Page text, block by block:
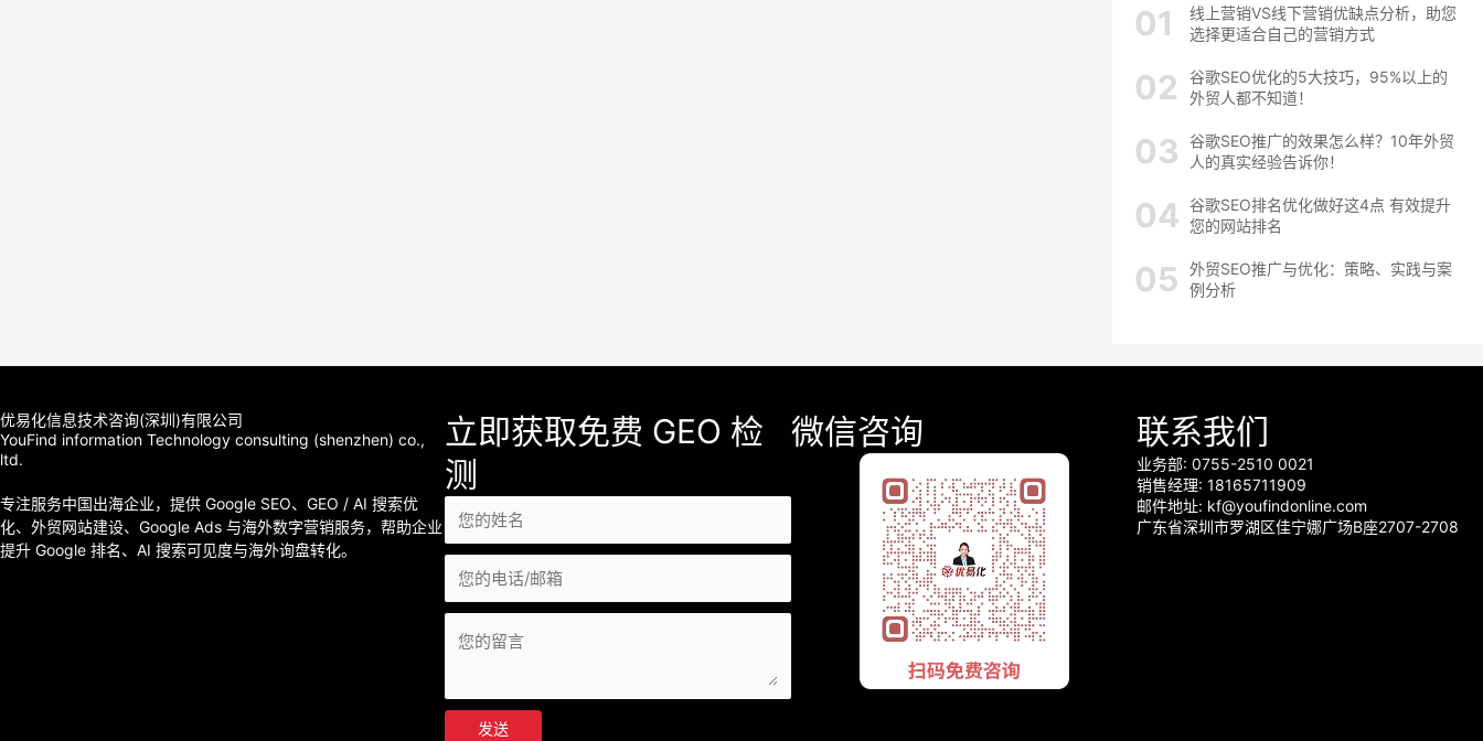
线上营销VS线下营销优缺点分析，助您
选择更适合自己的营销方式
谷歌SEO优化的5大技巧，95%以上的
外贸人都不知道！
谷歌SEO推广的效果怎么样？10年外贸
人的真实经验告诉你！
谷歌SEO排名优化做好这4点 有效提升
您的网站排名
外贸SEO推广与优化：策略、实践与案
例分析
优易化信息技术咨询(深圳)有限公司
YouFind information Technology consulting (shenzhen) co.,
ltd.
专注服务中国出海企业，提供 Google SEO、GEO / AI 搜索优
化、外贸网站建设、Google Ads 与海外数字营销服务，帮助企业
提升 Google 排名、AI 搜索可见度与海外询盘转化。
立即获取免费 GEO 检
测
发送
微信咨询 联系我们
业务部: 0755-2510 0021
销售经理: 18165711909
邮件地址: kf@youfindonline.com
广东省深圳市罗湖区佳宁娜广场B座2707-2708